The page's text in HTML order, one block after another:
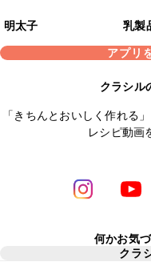
明太子 乳製
アプリ
クラシル
「きちんとおいしく作れる
レシピ動画
何かお気
クラ